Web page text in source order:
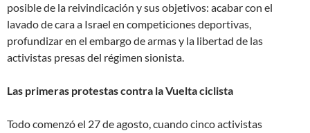
posible de la reivindicación y sus objetivos: acabar con el
lavado de cara a Israel en competiciones deportivas,
profundizar en el embargo de armas y la libertad de las
activistas presas del régimen sionista.
Las primeras protestas contra la Vuelta ciclista
Todo comenzó el 27 de agosto, cuando cinco activistas